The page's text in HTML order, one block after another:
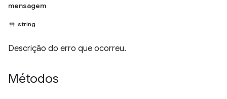
mensagem
string
Descrição do erro que ocorreu.
Métodos